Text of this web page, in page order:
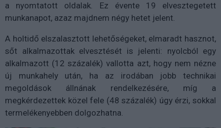
a nyomtatott oldalak. Ez évente 19 elvesztegetett
munkanapot, azaz majdnem négy hetet jelent.
A holtidő elszalasztott lehetőségeket, elmaradt hasznot,
sőt alkalmazottak elvesztését is jelenti: nyolcból egy
alkalmazott (12 százalék) vallotta azt, hogy nem nézne
új munkahely után, ha az irodában jobb technikai
megoldások állnának rendelkezésére, míg a
megkérdezettek közel fele (48 százalék) úgy érzi, sokkal
termelékenyebben dolgozhatna.